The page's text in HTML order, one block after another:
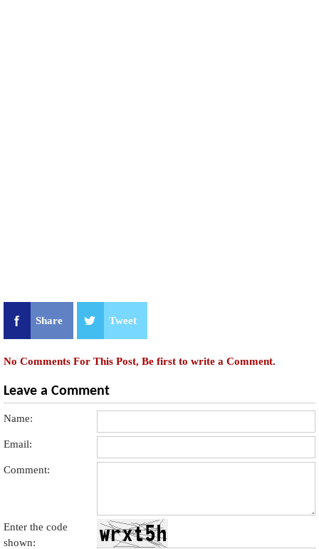
Share Tweet
No Comments For This Post, Be first to write a Comment.
Leave a Comment
Name:
Email:
Comment:
Enter the code
shown: